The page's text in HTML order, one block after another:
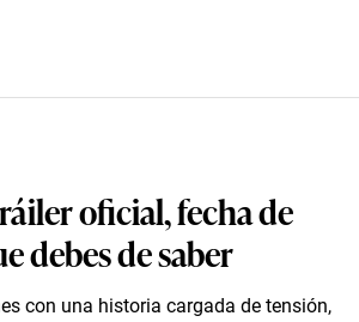
oficial, fecha de
debes de saber
con una historia cargada de tensión,